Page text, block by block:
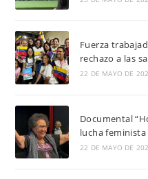
Fuerza
rechazo a las
22 DE MAYO DE
Documental
lucha
22 DE MAYO DE